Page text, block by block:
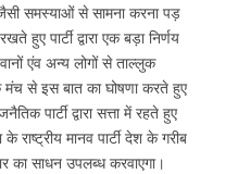
जैसी समस्याओं से सामना करना पड़
हुए पार्टी द्वारा एक बड़ा निर्णय
एंव अन्य लोगों से ताल्लुक
मंच से इस बात का घोषणा करते हुए
पार्टी द्वारा सत्ता में रहते हुए
राष्ट्रीय मानव पार्टी देश के गरीब
का साधन उपलब्ध करवाएगा।